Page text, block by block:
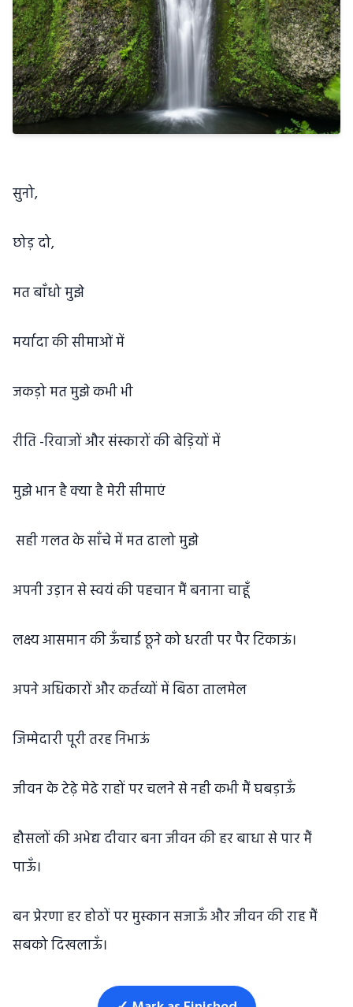
सुनो,
छोड़ दो,
मत बाँधो मुझे
मर्यादा की सीमाओं में
जकड़ो मत मुझे कभी भी
रीति -रिवाजों और संस्कारों की बेड़ियों में
मुझे भान है क्या है मेरी सीमाएं
सही गलत के साँचे में मत ढालो मुझे
अपनी उड़ान से स्वयं की पहचान मैं बनाना चाहूँ
लक्ष्य आसमान की ऊँचाई छूने को धरती पर पैर टिकाऊं।
अपने अधिकारों और कर्तव्यों में बिठा तालमेल
जिम्मेदारी पूरी तरह निभाऊं
जीवन के टेढ़े मेढे राहों पर चलने से नही कभी मैं घबड़ाऊँ
हौसलों की अभेद्य दीवार बना जीवन की हर बाधा से पार मैं
पाऊँ।
बन प्रेरणा हर होठों पर मुस्कान सजाऊँ और जीवन की राह मैं
सबको दिखलाऊँ।